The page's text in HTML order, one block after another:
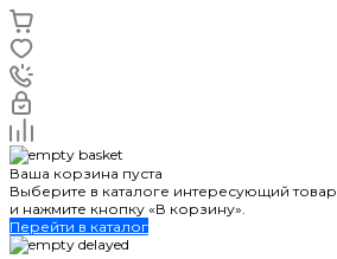
Ваша корзина пуста
Выберите в каталоге интересующий товар
и нажмите кнопку «В корзину».
Перейти в каталог